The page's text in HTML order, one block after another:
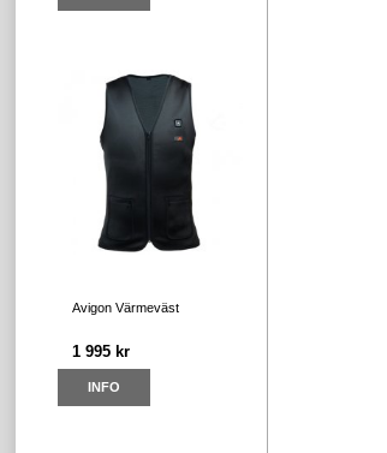
Avigon Värmeväst
1 995 kr
INFO